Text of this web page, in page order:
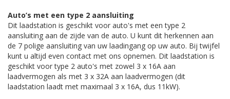
Auto’s met een type 2 aansluiting
Dit laadstation is geschikt voor auto's met een type 2
aansluiting aan de zijde van de auto. U kunt dit herkennen aan
de 7 polige aansluiting van uw laadingang op uw auto. Bij twijfel
kunt u altijd even contact met ons opnemen. Dit laadstation is
geschikt voor type 2 auto's met zowel 3 x 16A aan
laadvermogen als met 3 x 32A aan laadvermogen (dit
laadstation laadt met maximaal 3 x 16A, dus 11kW).